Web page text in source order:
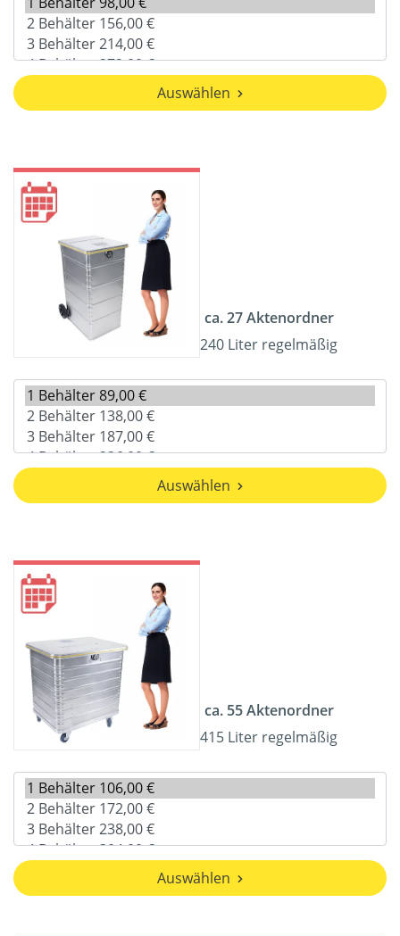
Auswählen
ca. 27 Aktenordner
240 Liter regelmäßig
Auswählen
ca. 55 Aktenordner
415 Liter regelmäßig
Auswählen